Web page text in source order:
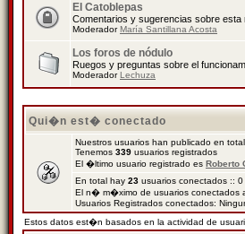
El Catoblepas
Comentarios y sugerencias sobre esta
ModeradorMaría Santillana Acosta
Los foros de nódulo
Ruegos y preguntas sobre el
ModeradorLechuza
Qui�n est� conectado
Nuestros usuarios han publicado en total
Tenemos 339 usuarios registrados
El �ltimo usuario registrado es Roberto
En total hay 23 usuarios conectados ::
El n� m�ximo de usuarios conectados
Usuarios Registrados conectados:
Estos datos est�n basados en la actividad de